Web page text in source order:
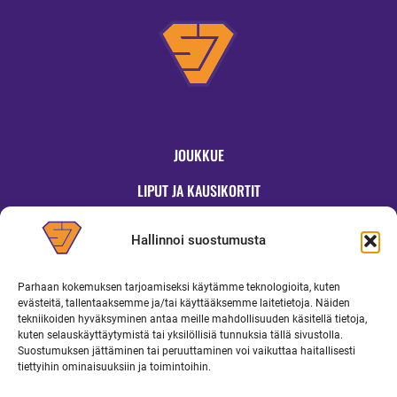
Hallinnoi suostumusta
Parhaan kokemuksen tarjoamiseksi käytämme teknologioita, kuten
evästeitä, tallentaaksemme ja/tai käyttääksemme laitetietoja. Näiden
tekniikoiden hyväksyminen antaa meille mahdollisuuden käsitellä tietoja,
kuten selauskäyttäytymistä tai yksilöllisiä tunnuksia tällä sivustolla.
Suostumuksen jättäminen tai peruuttaminen voi vaikuttaa haitallisesti
tiettyihin ominaisuuksiin ja toimintoihin.
JOUKKUE
LIPUT JA KAUSIKORTIT
OTTELUINFO
UUTISET
YRITYKSILLE